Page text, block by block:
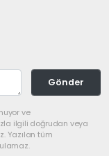
Gönder
ve
ilgili doğrudan veya
Yazılan tüm